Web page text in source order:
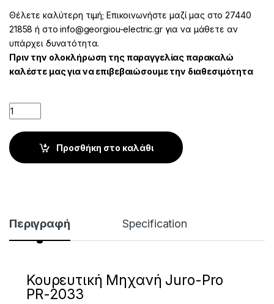
Θέλετε καλύτερη τιμή; Επικοινωνήστε μαζί μας στο 27440
21858 ή στο info@georgiou-electric.gr για να μάθετε αν
υπάρχει δυνατότητα.
Πριν την ολοκλήρωση της παραγγελίας παρακαλώ
καλέστε μας για να επιβεβαιώσουμε την διαθεσιμότητα
Quantity
Προσθήκη στο καλάθι
Περιγραφή Specification
Κουρευτική Μηχανή Juro-Pro
PR-2033